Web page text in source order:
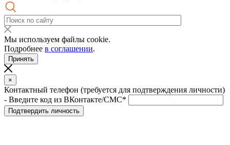
Мы используем файлы cookie.
Подробнее в соглашении.
Принять
×
Контактный телефон (требуется для подтверждения личности)
- Введите код из ВКонтакте/СМС*
Подтвердить личность